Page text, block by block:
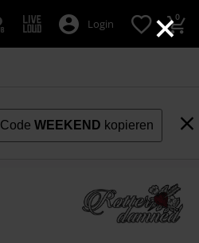
×
Login 0
CodeWEEKEND kopieren